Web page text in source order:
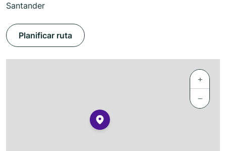
Santander
Planificar ruta
+
−